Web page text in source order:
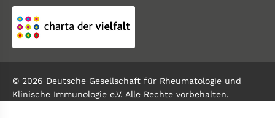
© 2026 Deutsche Gesellschaft für Rheumatologie und
Klinische Immunologie e.V. Alle Rechte vorbehalten.